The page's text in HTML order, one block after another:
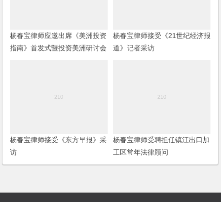
杨春宝律师应邀出席《美洲投资
指南》首发式暨投资美洲研讨会
杨春宝律师接受《21世纪经济报
道》记者采访
杨春宝律师接受《东方早报》采
访
杨春宝律师受聘担任镇江出口加
工区常年法律顾问